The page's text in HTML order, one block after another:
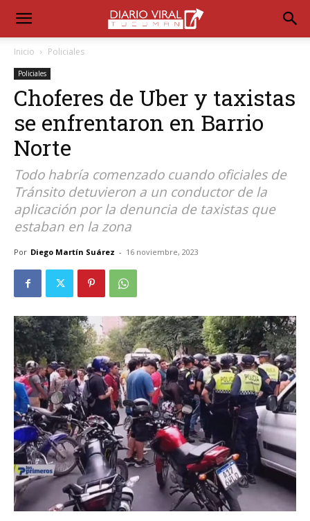
Inicio Policiales
Policiales
Choferes de Uber y taxistas
se enfrentaron en Barrio
Norte
Todo habría comenzado cuando oficiales de
Tránsito detuvieron a un conductor de la
aplicación por la denuncia de taxistas que
estaban en la zona
Por Diego Martín Suárez - 16 noviembre, 2023